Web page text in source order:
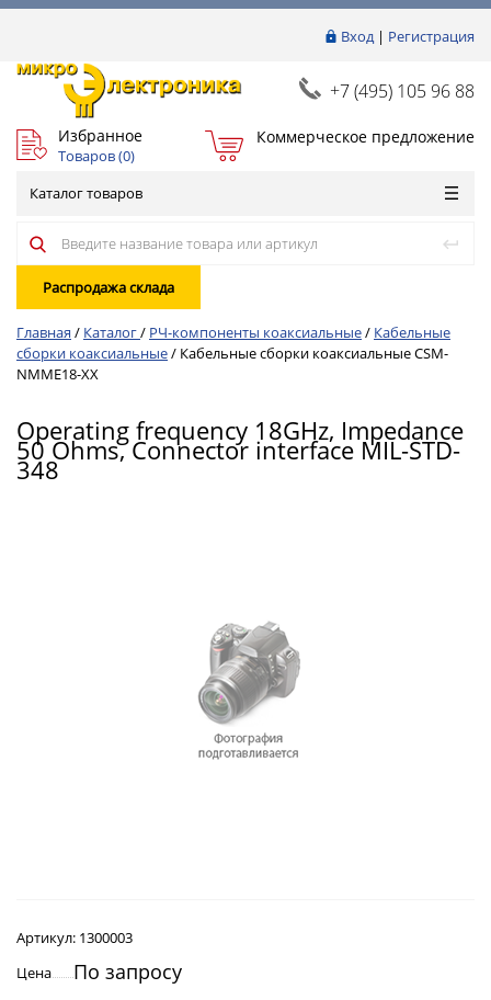
Вход| Регистрация
+7 (495) 105 96 88
Избранное
Товаров (0)
Коммерческое предложение
Каталог товаров
Распродажа склада
Главная / Каталог/ РЧ-компоненты коаксиальные/ Кабельные
сборки коаксиальные/ Кабельные сборки коаксиальные CSM-
NMME18-XX
Operating frequency 18GHz, Impedance
50 Ohms, Connector interface MIL-STD-
348
Артикул: 1300003
Цена
По запросу